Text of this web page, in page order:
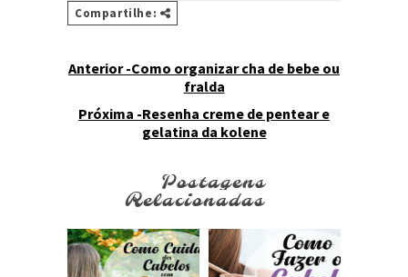
Compartilhe:
Anterior -Como organizar cha de bebe ou
fralda
Próxima -Resenha creme de pentear e
gelatina da kolene
Postagens
Relacionadas